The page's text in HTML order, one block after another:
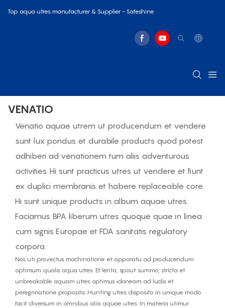
Top aqua utres manufacturer & Supplier - Safeshine
VENATIO
Venatio aquae utrem ut producendum et vendere
sunt lux pondus et durabile products quod potest
adhiberi ad venationem tum aliis adventurous
activities. Hi sunt practicus utres ut vendere et fiunt
ex duplici membranis et habere replaceable core.
Hi sunt unique products in album aquae utres.
Faciamus BPA liberum utres quoque quae in linea
cum signis Europae et FDA sanitatis regulatory
corpora.
Nos uti provectus machinatione et apparatu ad producendum
optimum qualis aqua utres. Et lenta, spout summo, stricta et
unbreakable aquam utres optimus idoneam ad ludis et
peregrinatione proposita. Hunting utres disposito in unique modo
facit diversum in omnibus aliis aquae utres. In materia utimur